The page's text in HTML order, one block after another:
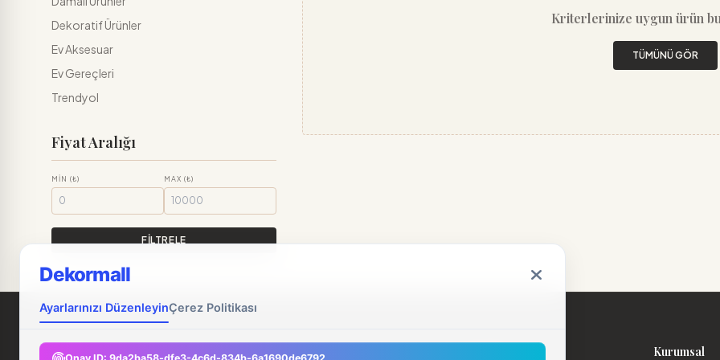
Dekoratif Ürünler
Ev Aksesuar
Ev Gereçleri
Trendyol
Fiyat Aralığı
MIN (₺) MAX (₺)
FİLTRELE
Kriterlerinize uygun ürün
TÜMÜNÜ GÖR
Kurumsal
Dekormall
Ayarlarınızı DüzenleyinÇerez Politikası